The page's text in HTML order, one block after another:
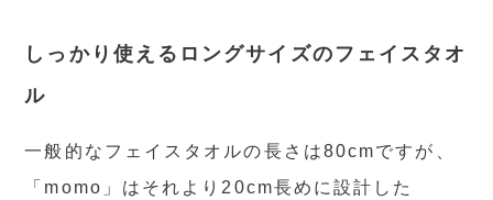
しっかり使えるロングサイズのフェイスタオ
ル
一般的なフェイスタオルの長さは80cmですが、
「momo」はそれより20cm長めに設計した